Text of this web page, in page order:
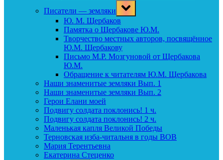
Писатели — земляки
Toggle
sub-
menu
Ю. М. Щербаков
Памятка о Щербакове Ю.М.
Творчество местных авторов, посвящённое
Ю.М. Щербакову
Письмо М.Р. Мозгуновой от Щербакова
Ю.М.
Обращение к читателям Ю.М. Щербакова
Наши знаменитые земляки Вып. 1
Наши знаменитые земляки Вып. 2
Герои Елани моей
Подвигу солдата поклонись! 1 ч.
Подвигу солдата поклонись! 2 ч.
Маленькая капля Великой Победы
Терновская изба-читальня в годы ВОВ
Мария Терентьевна
Екатерина Стеценко